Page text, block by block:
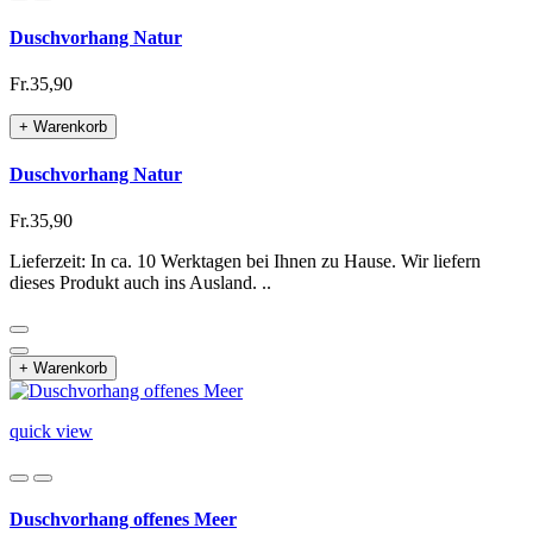
Duschvorhang Natur
Fr.35,90
+ Warenkorb
Duschvorhang Natur
Fr.35,90
Lieferzeit: In ca. 10 Werktagen bei Ihnen zu Hause. Wir liefern
dieses Produkt auch ins Ausland. ..
+ Warenkorb
quick view
Duschvorhang offenes Meer